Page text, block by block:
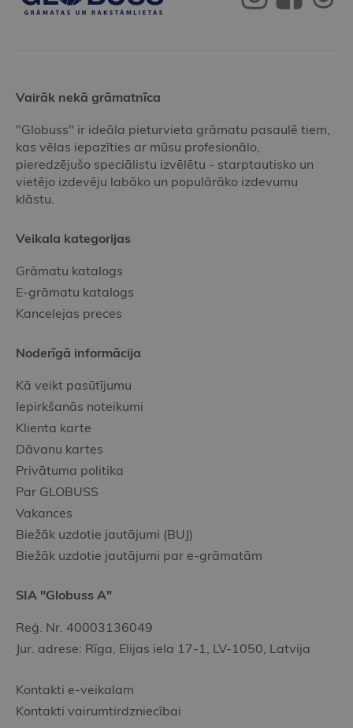
Vairāk nekā grāmatnīca
"Globuss" ir ideāla pieturvieta grāmatu pasaulē tiem,
kas vēlas iepazīties ar mūsu profesionālo,
pieredzējušo speciālistu izvēlētu - starptautisko un
vietējo izdevēju labāko un populārāko izdevumu
klāstu.
Veikala kategorijas
Grāmatu katalogs
E-grāmatu katalogs
Kancelejas preces
Noderīgā informācija
Kā veikt pasūtījumu
Iepirkšanās noteikumi
Klienta karte
Dāvanu kartes
Privātuma politika
Par GLOBUSS
Vakances
Biežāk uzdotie jautājumi (BUJ)
Biežāk uzdotie jautājumi par e-grāmatām
SIA "Globuss A"
Reģ. Nr. 40003136049
Jur. adrese: Rīga, Elijas iela 17-1, LV-1050, Latvija
Kontakti e-veikalam
Kontakti vairumtirdzniecībai